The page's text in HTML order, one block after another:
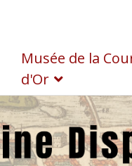
Musée de la
d'Or